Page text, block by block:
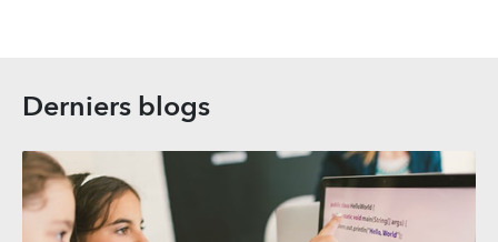
Derniers blogs